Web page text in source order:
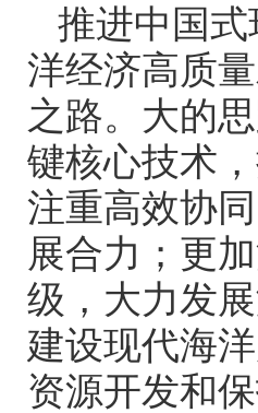
推进中国
洋经济高质
之路。大的
键核心技术
注重高效协
展合力；更
级，大力发
建设现代海
资源开发和